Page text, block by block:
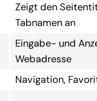
Zeigt den
Tabnamen an
Eingabe- und
Webadresse
Navigation,